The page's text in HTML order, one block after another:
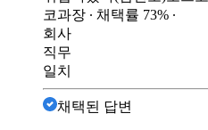
코과장 ∙ 채택률 73% ∙
회사
직무
일치
채택된 답변